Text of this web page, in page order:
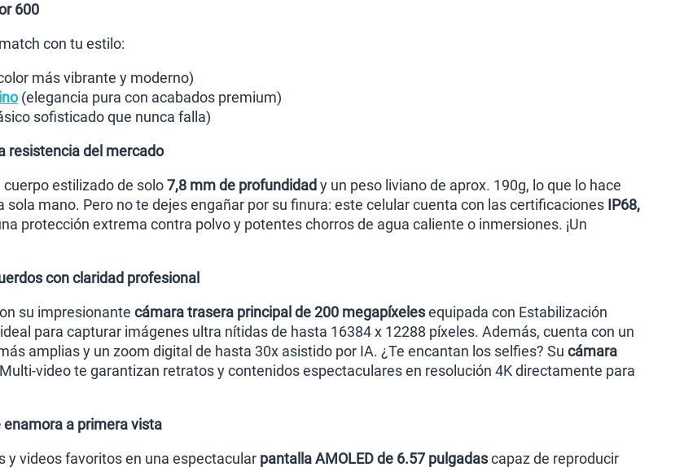
600
con tu estilo:
más vibrante y moderno)
(elegancia pura con acabados premium)
sofisticado que nunca falla)
resistencia del mercado
estilizado de solo7,8 mm de profundidad y un peso liviano de aprox. 190g, lo que lo hace
sola mano. Pero no te dejes engañar por su finura: este celular cuenta con las certificaciones IP68,
protección extrema contra polvo y potentes chorros de agua caliente o inmersiones. ¡Un
con claridad profesional
su impresionante cámara trasera principal de 200 megapíxelesequipada con Estabilización
para capturar imágenes ultra nítidas de hasta 16384 x 12288 píxeles. Además, cuenta con un
amplias y un zoom digital de hasta 30x asistido por IA. ¿Te encantan los selfies? Su cámara
video te garantizan retratos y contenidos espectaculares en resolución 4K directamente para
enamora a primera vista
y videos favoritos en una espectacular pantalla AMOLED de 6.57 pulgadascapaz de reproducir